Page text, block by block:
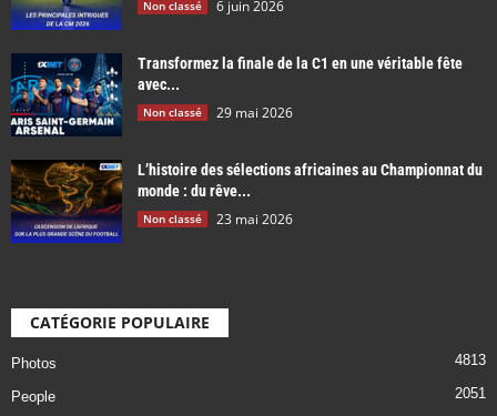
Non classé 6 juin 2026
Transformez la finale de la C1 en une véritable fête
avec...
Non classé 29 mai 2026
L’histoire des sélections africaines au Championnat du
monde : du rêve...
Non classé 23 mai 2026
CATÉGORIE POPULAIRE
Photos 4813
People 2051